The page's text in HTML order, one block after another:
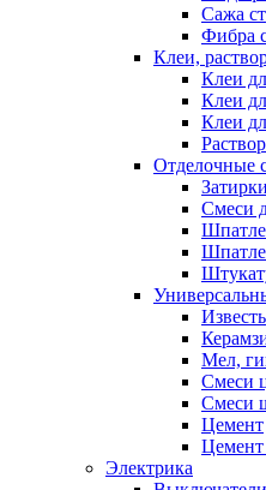
Сажа
Фибра
Клеи,
Клеи
Клеи
Клеи
Отделочные
Смеси
Известь
Мел,
Смеси
Смеси
Цемент
Электрика